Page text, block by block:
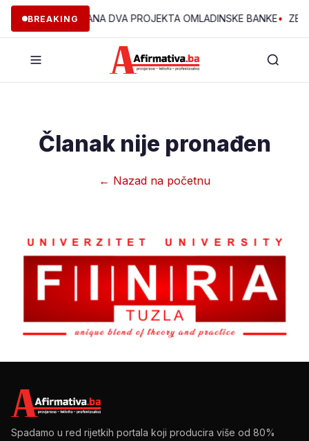
BREAKING
PODRŽANA DVA PROJEKTA OMLADINSKE BANKE•
Članak nije pronađen
← Nazad na početnu
Spadamo u red rijetkih portala koji producira više od 80%